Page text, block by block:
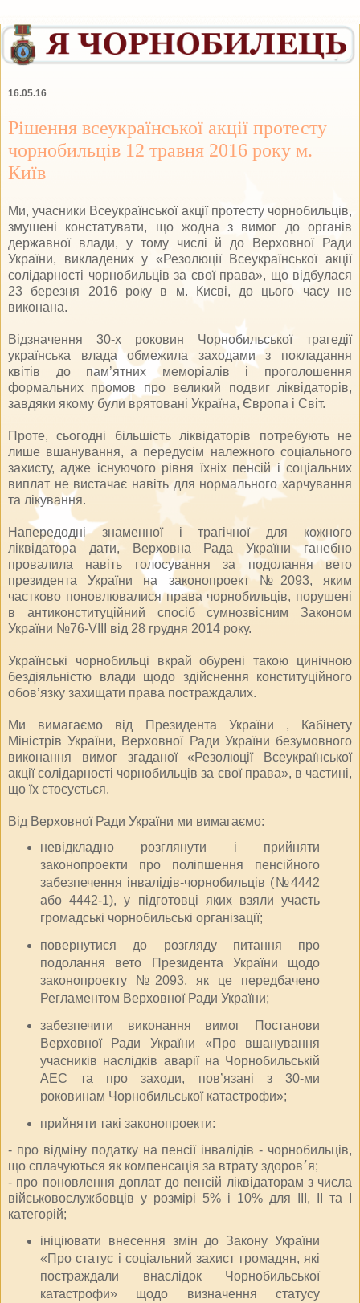
16.05.16
Рішення всеукраїнської акції протесту
чорнобильців 12 травня 2016 року м.
Київ
Ми, учасники Всеукраїнської акції протесту чорнобильців,
змушені констатувати, що жодна з вимог до органів
державної влади, у тому числі й до Верховної Ради
України, викладених у «Резолюції Всеукраїнської акції
солідарності чорнобильців за свої права», що відбулася
23 березня 2016 року в м. Києві, до цього часу не
виконана.
Відзначення 30-х роковин Чорнобильської трагедії
українська влада обмежила заходами з покладання
квітів до пам’ятних меморіалів і проголошення
формальних промов про великий подвиг ліквідаторів,
завдяки якому були врятовані Україна, Європа і Світ.
Проте, сьогодні більшість ліквідаторів потребують не
лише вшанування, а передусім належного соціального
захисту, адже існуючого рівня їхніх пенсій і соціальних
виплат не вистачає навіть для нормального харчування
та лікування.
Напередодні знаменної і трагічної для кожного
ліквідатора дати, Верховна Рада України ганебно
провалила навіть голосування за подолання вето
президента України на законопроект №2093, яким
частково поновлювалися права чорнобильців, порушені
в антиконституційний спосіб сумнозвісним Законом
України №76-VIII від 28 грудня 2014 року.
Українські чорнобильці вкрай обурені такою цинічною
бездіяльністю влади щодо здійснення конституційного
обов’язку захищати права постраждалих.
Ми вимагаємо від Президента України , Кабінету
Міністрів України, Верховної Ради України безумовного
виконання вимог згаданої «Резолюції Всеукраїнської
акції солідарності чорнобильців за свої права», в частині,
що їх стосується.
Від Верховної Ради України ми вимагаємо:
невідкладно розглянути і прийняти
законопроекти про поліпшення пенсійного
забезпечення інвалідів-чорнобильців (№4442
або 4442-1), у підготовці яких взяли участь
громадські чорнобильські організації;
повернутися до розгляду питання про
подолання вето Президента України щодо
законопроекту №2093, як це передбачено
Регламентом Верховної Ради України;
забезпечити виконання вимог Постанови
Верховної Ради України «Про вшанування
учасників наслідків аварії на Чорнобильській
АЕС та про заходи, пов’язані з 30-ми
роковинам Чорнобильської катастрофи»;
прийняти такі законопроекти:
- про відміну податку на пенсії інвалідів - чорнобильців,
що сплачуються як компенсація за втрату здоров׳я;
- про поновлення доплат до пенсій ліквідаторам з числа
військовослужбовців у розмірі 5% і 10% для ІІІ, ІІ та І
категорій;
ініціювати внесення змін до Закону України
«Про статус і соціальний захист громадян, які
постраждали внаслідок Чорнобильської
катастрофи» щодо визначення статусу